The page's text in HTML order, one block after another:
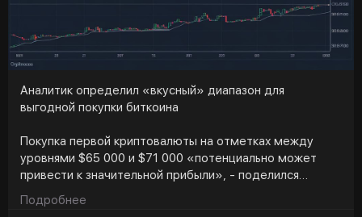
может привлечь в страну новые инвестиции и повысить
доверие к финансовой системе.
Аналитик определил «вкусный» диапазон для
выгодной покупки биткоина
Покупка первой криптовалюты на отметках между
уровнями $65 000 и $71 000 «потенциально может
привести к значительной прибыли», - поделился
мнением контрибьютор CryptoQuant Борис Вест. В
ончейн-анализе цена реализации - это
Подробнее